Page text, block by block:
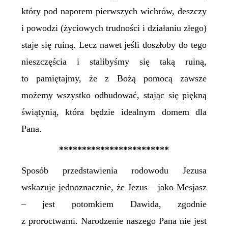
który pod naporem pierwszych wichrów, deszczy
i powodzi (życiowych trudności i działaniu złego)
staje się ruiną. Lecz nawet jeśli doszłoby do tego
nieszczęścia i stalibyśmy się taką ruiną,
to pamiętajmy, że z Bożą pomocą zawsze
możemy wszystko odbudować, stając się piękną
świątynią, która będzie idealnym domem dla
Pana.
************************
Sposób przedstawienia rodowodu Jezusa
wskazuje jednoznacznie, że Jezus – jako Mesjasz
– jest potomkiem Dawida, zgodnie
z proroctwami. Narodzenie naszego Pana nie jest